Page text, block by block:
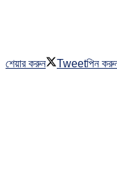
শেয়ার করুন Tweetপিন